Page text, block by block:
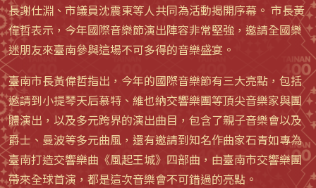
長謝仕淵、市議員沈震東等人共同為活動揭開序幕。 市長黃
偉哲表示，今年國際音樂節演出陣容非常堅強，邀請全國樂
迷朋友來臺南參與這場不可多得的音樂盛宴。
臺南市長黃偉哲指出，今年的國際音樂節有三大亮點，包括
邀請到小提琴天后慕特、維也納交響樂團等頂尖音樂家與團
體演出，以及多元跨界的演出曲目，包含了親子音樂會以及
爵士、曼波等多元曲風，還有邀請到知名作曲家石青如專為
臺南打造交響樂曲《風起王城》四部曲，由臺南市交響樂團
帶來全球首演，都是這次音樂會不可錯過的亮點。